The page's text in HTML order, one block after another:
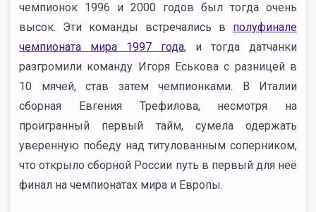
чемпионок 1996 и 2000 годов был тогда очень
высок. Эти команды встречались в полуфинале
чемпионата мира 1997 года, и тогда датчанки
разгромили команду Игоря Еськова с разницей в
10 мячей, став затем чемпионками. В Италии
сборная Евгения Трефилова, несмотря на
проигранный первый тайм, сумела одержать
уверенную победу над титулованным соперником,
что открыло сборной России путь в первый для неё
финал на чемпионатах мира и Европы.